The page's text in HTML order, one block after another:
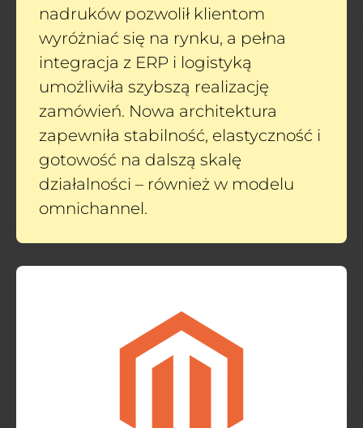
nadruków pozwolił klientom
wyróżniać się na rynku, a pełna
integracja z ERP i logistyką
umożliwiła szybszą realizację
zamówień. Nowa architektura
zapewniła stabilność, elastyczność i
gotowość na dalszą skalę
działalności – również w modelu
omnichannel.